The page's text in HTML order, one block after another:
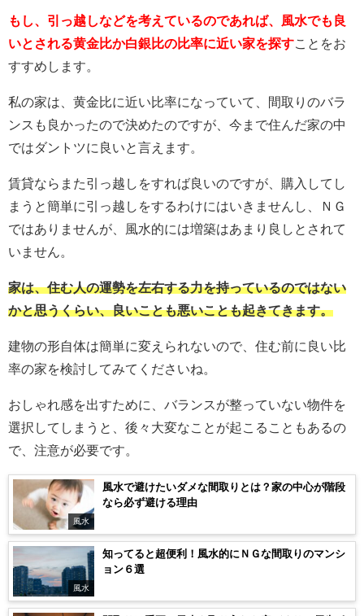
もし、引っ越しなどを考えているのであれば、風水でも良
いとされる黄金比か白銀比の比率に近い家を探すことをお
すすめします。
私の家は、黄金比に近い比率になっていて、間取りのバラ
ンスも良かったので決めたのですが、今まで住んだ家の中
ではダントツに良いと言えます。
賃貸ならまた引っ越しをすれば良いのですが、購入してし
まうと簡単に引っ越しをするわけにはいきませんし、ＮＧ
ではありませんが、風水的には増築はあまり良しとされて
いません。
家は、住む人の運勢を左右する力を持っているのではない
かと思うくらい、良いことも悪いことも起きてきます。
建物の形自体は簡単に変えられないので、住む前に良い比
率の家を検討してみてくださいね。
おしゃれ感を出すために、バランスが整っていない物件を
選択してしまうと、後々大変なことが起こることもあるの
で、注意が必要です。
風水
風水で避けたいダメな間取りとは？家の中心が階段
なら必ず避ける理由
風水
知ってると超便利！風水的にＮＧな間取りのマンシ
ョン６選